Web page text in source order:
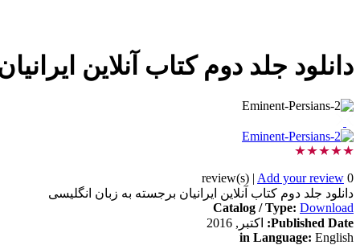
دانلود جلد دوم کتاب آنلاین
0 review(s)
| Add your review
دانلود جلد دوم کتاب آنلاین ایرانیان برجسته به زبان انگلیسی
Catalog / Type: Download
Published Date
: اکتبر, 2016
in Language: English